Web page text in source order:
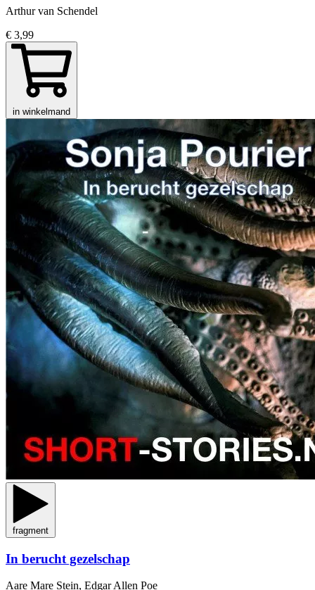
Arthur van Schendel
€ 3,99
in winkelmand
fragment
In berucht gezelschap
Aare Mare Stein, Edgar Allen Poe